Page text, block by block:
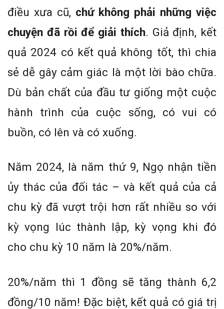
điều xưa cũ, chứ không phải những việc
chuyện đã rồi để giải thích. Giả định, kết
quả 2024 có kết quả không tốt, thì chia
sẻ dễ gây cảm giác là một lời bào chữa.
Dù bản chất của đầu tư giống một cuộc
hành trình của cuộc sống, có vui có
buồn, có lên và có xuống.
Năm 2024, là năm thứ 9, Ngọ nhận tiền
ủy thác của đối tác – và kết quả của cả
chu kỳ đã vượt trội hơn rất nhiều so với
kỳ vọng lúc thành lập, kỳ vọng khi đó
cho chu kỳ 10 năm là 20%/năm.
20%/năm thì 1 đồng sẽ tăng thành 6,2
đồng/10 năm! Đặc biệt, kết quả có giá trị